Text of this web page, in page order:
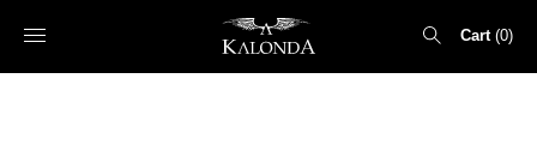
Cart 0